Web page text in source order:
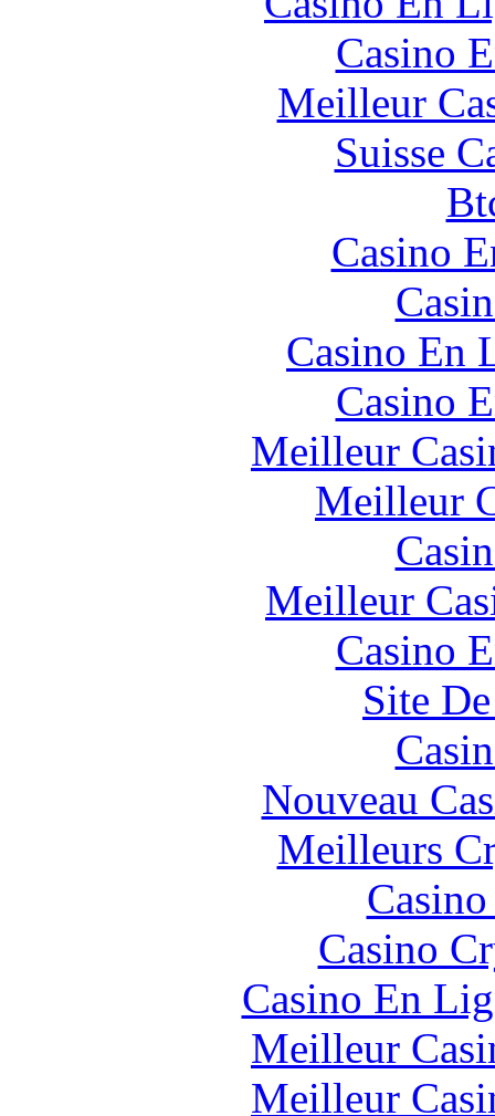
Casino
Meilleur
Suisse
Casino
Casino En
Casino
Meilleur
Meilleur
Meilleur
Casino
Site
Nouveau
Meilleurs
Casino
Casino En
Meilleur
Meilleur